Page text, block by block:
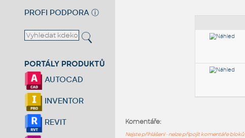
PROFI PODPORA ⓘ
PORTÁLY PRODUKTŮ
AUTOCAD
INVENTOR
REVIT Komentáře:
Nejste přihlášeni - nelze připojit komentáře bloků